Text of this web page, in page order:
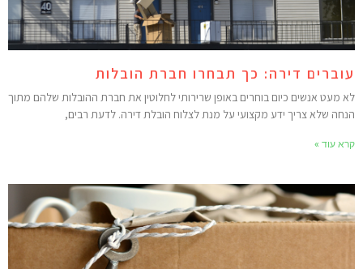
דירה: כך תבחרו חברת הובלות
מעט אנשים כיום בוחרים באופן שרירותי לחלוטין את חברת ההובלות שלהם מתוך
שלא צריך ידע מקצועי על מנת לצלוח הובלת דירה. לדעת רבים,
עוד »